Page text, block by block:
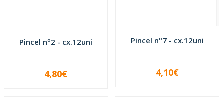
Pincel nº2 - cx.12uni
+
4,80€
Pincel nº7 - cx.12uni
+
4,10€